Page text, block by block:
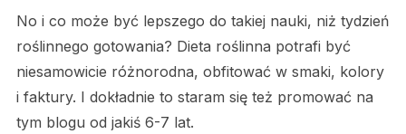
No i co może być lepszego do takiej nauki, niż tydzień
roślinnego gotowania? Dieta roślinna potrafi być
niesamowicie różnorodna, obfitować w smaki, kolory
i faktury. I dokładnie to staram się też promować na
tym blogu od jakiś 6-7 lat.